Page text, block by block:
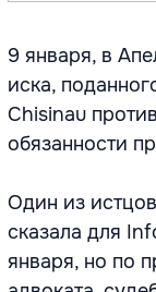
9 января, в
иска,
Chisinau
обязанности
Один из
сказала для
января, но по